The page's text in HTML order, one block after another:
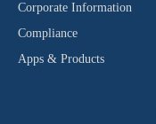
Corporate Information
Compliance
Apps & Products